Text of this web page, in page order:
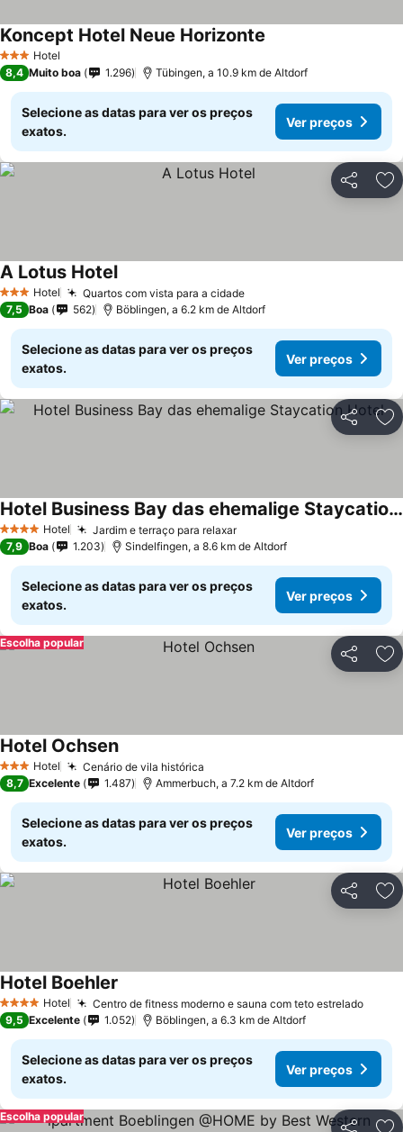
3 EstrelasHotel
Koncept Hotel Neue Horizonte
8,4 Muito boa 1.296 Tübingen, a 10.9 km de Altdorf
Selecione as datas para ver os preços
exatos.
Ver preços
Partilhar
3 EstrelasHotel Quartos com vista para a cidadeVer preços
A Lotus HotelVer preços
7,5 Boa 562 Böblingen, a 6.2 km de Altdorf
Selecione as datas para ver os preços
exatos.
Ver preços
Partilhar
4 EstrelasHotel Jardim e terraço para relaxarVer preços
Hotel Business Bay das ehemalige Staycation Hotel
Ver preços
7,9 Boa 1.203 Sindelfingen, a 8.6 km de Altdorf
Selecione as datas para ver os preços
exatos.
Ver preços
Partilhar
Escolha popular
3 EstrelasHotel Cenário de vila histórica
Hotel OchsenVer preços
8,7 Excelente 1.487 Ammerbuch, a 7.2 km de Altdorf
Selecione as datas para ver os preços
exatos.
Ver preços
Partilhar
4 EstrelasHotel Centro de fitness moderno e sauna com teto estreladoVer
Hotel Boehler
9,5 Excelente 1.052 Böblingen, a 6.3 km de Altdorf
Selecione as datas para ver os preços
exatos.
Ver preços
Escolha popular